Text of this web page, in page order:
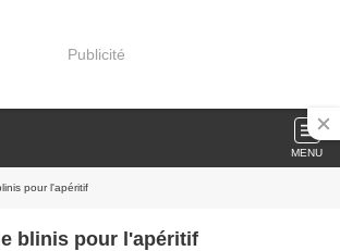
Publicité
MENU
pour l'apéritif
blinis pour l'apéritif